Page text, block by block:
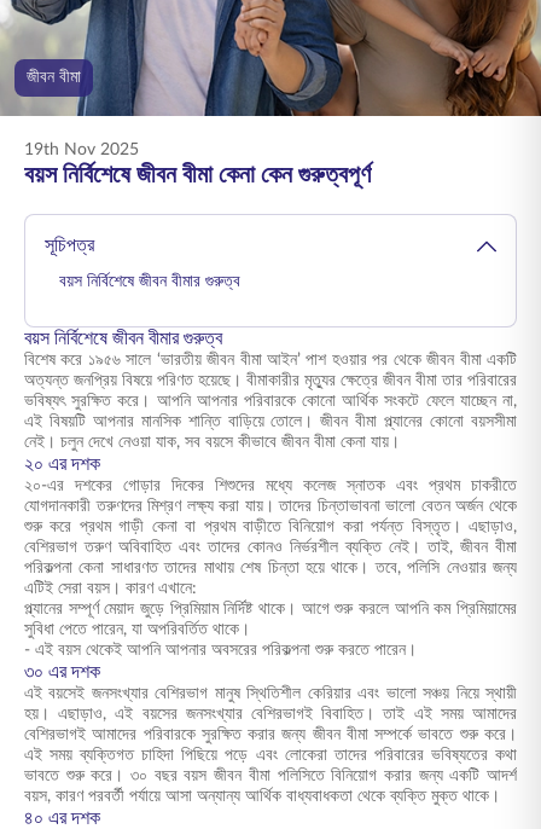
ENGLISH
অনলাইনে কিনুন প্রিমিয়াম পরিশোধ করুন
জীবন বীমা
19th Nov 2025
বয়স নির্বিশেষে জীবন বীমা কেনা কেন গুরুত্বপূর্ণ
সূচিপত্র
বয়স নির্বিশেষে জীবন বীমার গুরুত্ব
বয়স নির্বিশেষে জীবন বীমার গুরুত্ব
বিশেষ করে ১৯৫৬ সালে ‘ভারতীয় জীবন বীমা আইন’ পাশ হওয়ার পর থেকে জীবন বীমা একটি
অত্যন্ত জনপ্রিয় বিষয়ে পরিণত হয়েছে। বীমাকারীর মৃত্যুর ক্ষেত্রে জীবন বীমা তার পরিবারের
ভবিষ্যৎ সুরক্ষিত করে। আপনি আপনার পরিবারকে কোনো আর্থিক সংকটে ফেলে যাচ্ছেন না,
এই বিষয়টি আপনার মানসিক শান্তি বাড়িয়ে তোলে। জীবন বীমা প্ল্যানের কোনো বয়সসীমা
নেই। চলুন দেখে নেওয়া যাক, সব বয়সে কীভাবে জীবন বীমা কেনা যায়।
২০ এর দশক
২০-এর দশকের গোড়ার দিকের শিশুদের মধ্যে কলেজ স্নাতক এবং প্রথম চাকরীতে
যোগদানকারী তরুণদের মিশ্রণ লক্ষ্য করা যায়। তাদের চিন্তাভাবনা ভালো বেতন অর্জন থেকে
শুরু করে প্রথম গাড়ী কেনা বা প্রথম বাড়ীতে বিনিয়োগ করা পর্যন্ত বিস্তৃত। এছাড়াও,
বেশিরভাগ তরুণ অবিবাহিত এবং তাদের কোনও নির্ভরশীল ব্যক্তি নেই। তাই, জীবন বীমা
পরিকল্পনা কেনা সাধারণত তাদের মাথায় শেষ চিন্তা হয়ে থাকে। তবে, পলিসি নেওয়ার জন্য
এটিই সেরা বয়স। কারণ এখানে:
প্ল্যানের সম্পূর্ণ মেয়াদ জুড়ে প্রিমিয়াম নির্দিষ্ট থাকে। আগে শুরু করলে আপনি কম প্রিমিয়ামের
সুবিধা পেতে পারেন, যা অপরিবর্তিত থাকে।
- এই বয়স থেকেই আপনি আপনার অবসরের পরিকল্পনা শুরু করতে পারেন।
৩০ এর দশক
এই বয়সেই জনসংখ্যার বেশিরভাগ মানুষ স্থিতিশীল কেরিয়ার এবং ভালো সঞ্চয় নিয়ে স্থায়ী
হয়। এছাড়াও, এই বয়সের জনসংখ্যার বেশিরভাগই বিবাহিত। তাই এই সময় আমাদের
বেশিরভাগই আমাদের পরিবারকে সুরক্ষিত করার জন্য জীবন বীমা সম্পর্কে ভাবতে শুরু করে।
এই সময় ব্যক্তিগত চাহিদা পিছিয়ে পড়ে এবং লোকেরা তাদের পরিবারের ভবিষ্যতের কথা
ভাবতে শুরু করে। ৩০ বছর বয়স জীবন বীমা পলিসিতে বিনিয়োগ করার জন্য একটি আদর্শ
বয়স, কারণ পরবর্তী পর্যায়ে আসা অন্যান্য আর্থিক বাধ্যবাধকতা থেকে ব্যক্তি মুক্ত থাকে।
৪০ এর দশক